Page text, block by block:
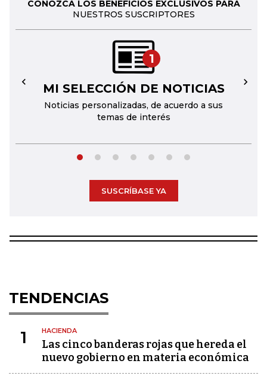
CONOZCA LOS BENEFICIOS EXCLUSIVOS PARA
NUESTROS SUSCRIPTORES
1
MI SELECCIÓN DE NOTICIAS
Noticias personalizadas, de acuerdo a sus
temas de interés
← →
SUSCRÍBASE YA
TENDENCIAS
1 HACIENDA
Las cinco banderas rojas que hereda el
nuevo gobierno en materia económica